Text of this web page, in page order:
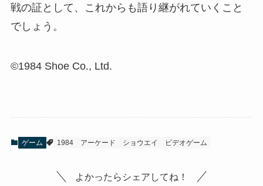
戦の証として、これからも語り継がれていくこと
でしょう。
©1984 Shoe Co., Ltd.
ゲーム 1984 アーケード ショウエイ ビデオゲーム
よかったらシェアしてね！